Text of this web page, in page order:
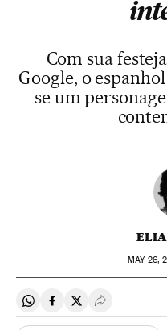
Com sua
Google, o
se um
MAY26,
Compartir en Whatsapp
Compartir en
Compartir en
Desplegar